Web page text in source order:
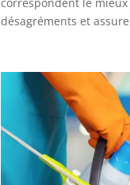
désagréments et